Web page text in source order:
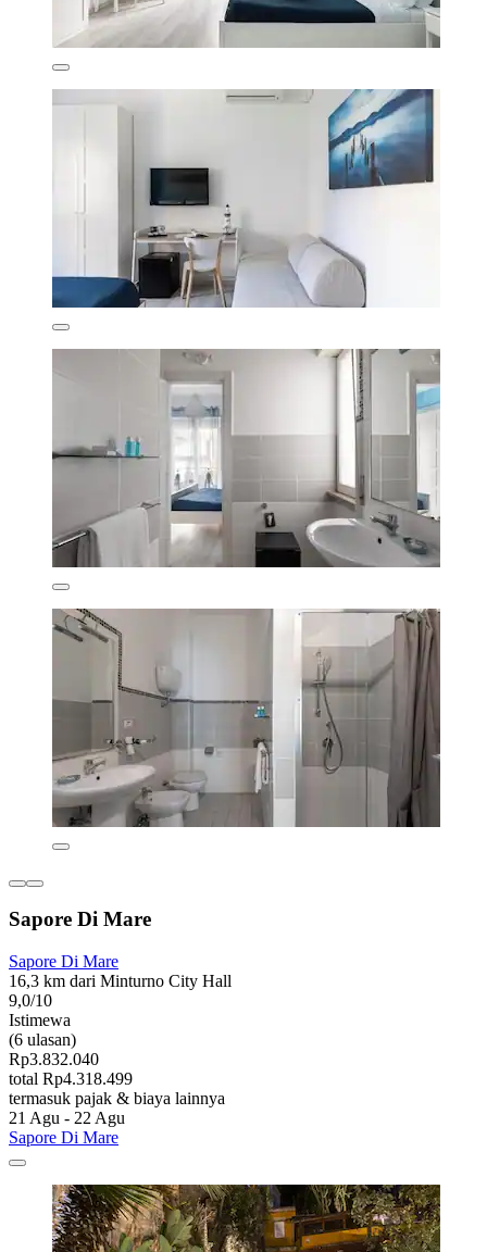
Sapore Di Mare
Sapore Di Mare
16,3 km dari Minturno City Hall
9,0/10
Istimewa
(6 ulasan)
Rp3.832.040
total Rp4.318.499
termasuk pajak & biaya lainnya
21 Agu - 22 Agu
Sapore Di Mare